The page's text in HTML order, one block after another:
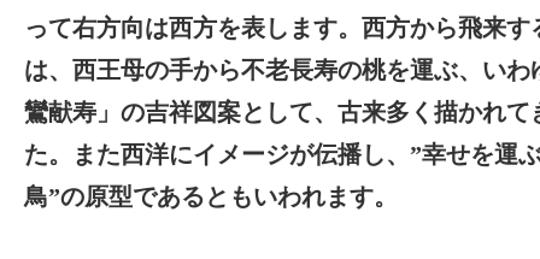
って右方向は西方を表します。西方から飛来す
は、西王母の手から不老長寿の桃を運ぶ、いわ
鸞献寿」の吉祥図案として、古来多く描かれて
た。また西洋にイメージが伝播し、”幸せを運
鳥”の原型であるともいわれます。